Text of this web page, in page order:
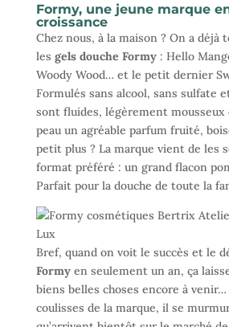
Formy, une jeune marque
croissance
Chez nous, à la maison ? On a déjà
les gels douche Formy: Hello
Woody Wood… et le petit dernier
Formulés sans alcool, sans sulfate
sont fluides, légèrement
peau un agréable parfum fruité,
petit plus ? La marque vient de les
format préféré : un grand flacon
Parfait pour la douche de toute la
Bref, quand on voit le succès et le
Formyen seulement un an, ça
biens belles choses encore à venir…
coulisses de la marque, il se